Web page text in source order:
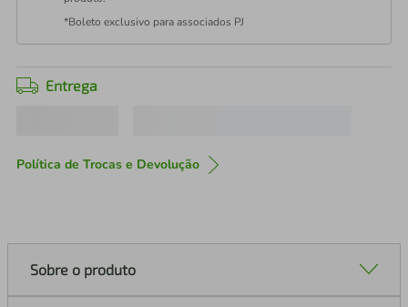
*Boleto exclusivo para associados PJ
Entrega
Política de Trocas e Devolução
Sobre o produto